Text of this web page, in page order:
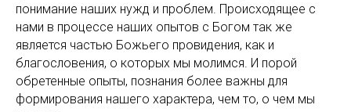
понимание наших нужд и проблем. Происходящее с
нами в процессе наших опытов с Богом так же
является частью Божьего провидения, как и
благословения, о которых мы молимся. И порой
обретенные опыты, познания более важны для
формирования нашего характера, чем то, о чем мы